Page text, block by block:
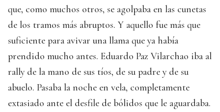
que, como muchos otros, se agolpaba en las cunetas
de los tramos más abruptos. Y aquello fue más que
suficiente para avivar una llama que ya había
prendido mucho antes. Eduardo Paz Vilarchao iba al
rally de la mano de sus tíos, de su padre y de su
abuelo. Pasaba la noche en vela, completamente
extasiado ante el desfile de bólidos que le aguardaba.